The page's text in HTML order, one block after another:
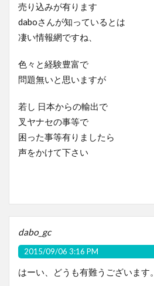
売り込みが有ります
daboさんが知っているとは
凄い情報網ですね、
色々と経験豊富で
問題無いと思いますが
若し 日本からの輸出で
叉ヤナセの事等で
困った事等有りましたら
声をかけて下さい
dabo_gc
2015/09/06 3:16 PM
はーい、どうも有難うございます。